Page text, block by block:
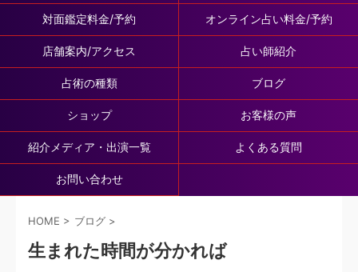
対面鑑定料金/予約 オンライン占い料金/予約
店舗案内/アクセス 占い師紹介
占術の種類 ブログ
ショップ お客様の声
紹介メディア・出演一覧 よくある質問
お問い合わせ
HOME > ブログ >
生まれた時間が分かれば